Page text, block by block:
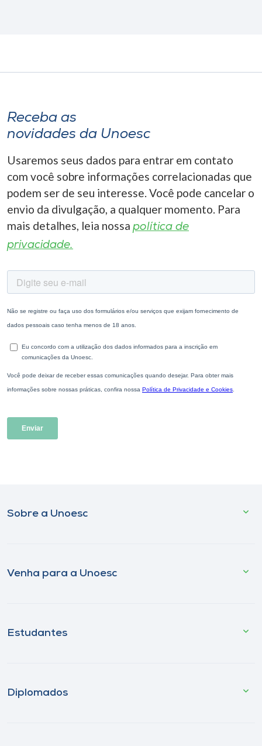
Receba as
novidades da Unoesc
Usaremos seus dados para entrar em contato
com você sobre informações correlacionadas que
podem ser de seu interesse. Você pode cancelar o
envio da divulgação, a qualquer momento. Para
mais detalhes, leia nossa política de
privacidade.
Sobre a Unoesc
Venha para a Unoesc
Estudantes
Diplomados